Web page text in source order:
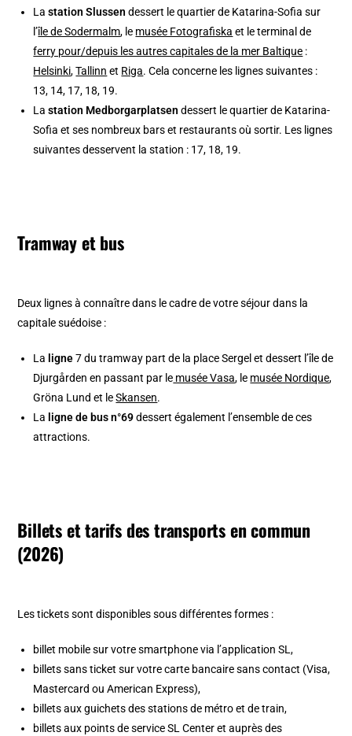
Lastation Slussen dessert le quartier de Katarina-Sofia sur
l’île de Sodermalm, le musée Fotografiska et le terminal de
ferry pour/depuis les autres capitales de la mer Baltique :
Helsinki,Tallinn et Riga. Cela concerne les lignes suivantes :
13, 14, 17, 18, 19.
Lastation Medborgarplatsen dessert le quartier de Katarina-
Sofia et ses nombreux bars et restaurants où sortir. Les lignes
suivantes desservent la station : 17, 18, 19.
Tramway et bus
Deux lignes à connaître dans le cadre de votre séjour dans la
capitale suédoise :
La ligne7 du tramway part de la place Sergel et dessert l’île de
Djurgården en passant par le musée Vasa, le musée Nordique,
Gröna Lund et leSkansen.
La ligne de bus n°69dessert également l’ensemble de ces
attractions.
Billets et tarifs des transports en commun
(2026)
Les tickets sont disponibles sous différentes formes :
billet mobile sur votre smartphone via l’application SL,
billets sans ticket sur votre carte bancaire sans contact (Visa,
Mastercard ou American Express),
billets aux guichets des stations de métro et de train,
billets aux points de service SL Center et auprès des